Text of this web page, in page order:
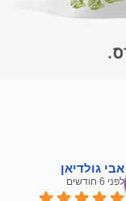
אבי גולדיאן
לפני 6 חודשים